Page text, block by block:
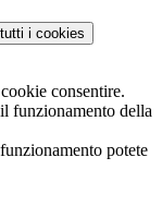
i cookies
consentire.
funzionamento della
potete